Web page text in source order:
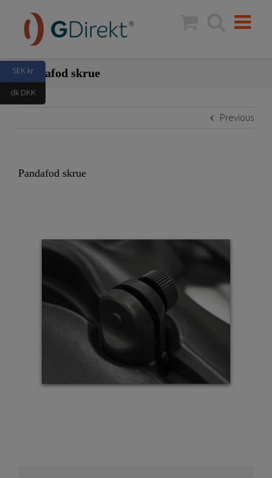
content
Pandafod skrue
Previous
Pandafod skrue
SEK kr
dk DKK